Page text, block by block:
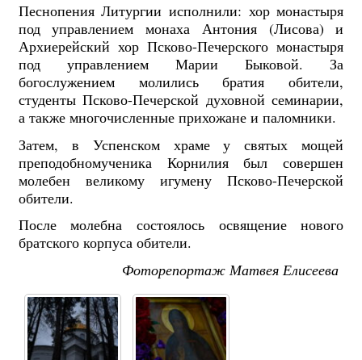
Песнопения Литургии исполнили: хор монастыря
под управлением монаха Антония (Лисова) и
Архиерейский хор Псково-Печерского монастыря
под управлением Марии Быковой. За
богослужением молились братия обители,
студенты Псково-Печерской духовной семинарии,
а также многочисленные прихожане и паломники.
Затем, в Успенском храме у святых мощей
преподобномученика Корнилия был совершен
молебен великому игумену Псково-Печерской
обители.
После молебна состоялось освящение нового
братского корпуса обители.
Фоторепортаж Матвея Елисеева